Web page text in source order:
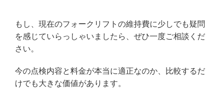
もし、現在のフォークリフトの維持費に少しでも疑問
を感じていらっしゃいましたら、ぜひ一度ご相談くだ
さい。
今の点検内容と料金が本当に適正なのか、比較するだ
けでも大きな価値があります。